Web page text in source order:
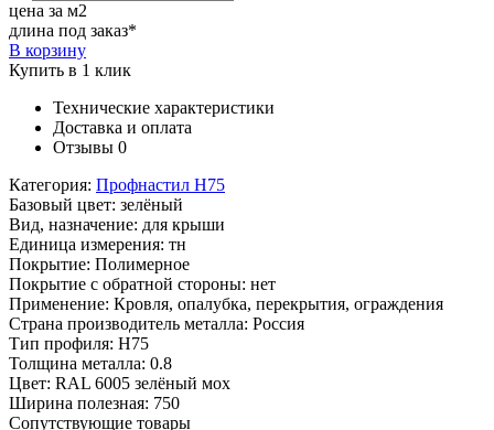
цена за м2
длина под заказ*
В корзину
Купить в 1 клик
Технические характеристики
Доставка и оплата
Отзывы 0
Категория: Профнастил Н75
Базовый цвет: зелёный
Вид, назначение: для крыши
Единица измерения: тн
Покрытие: Полимерное
Покрытие с обратной стороны: нет
Применение: Кровля, опалубка, перекрытия, ограждения
Страна производитель металла: Россия
Тип профиля: Н75
Толщина металла: 0.8
Цвет: RAL 6005 зелёный мох
Ширина полезная: 750
Сопутствующие товары